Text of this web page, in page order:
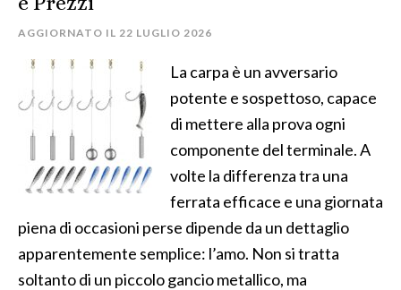
AGGIORNATO IL 22 LUGLIO 2026
La carpa è un avversario
potente e sospettoso, capace
di mettere alla prova ogni
componente del terminale. A
volte la differenza tra una
ferrata efficace e una giornata
piena di occasioni perse dipende da un dettaglio
apparentemente semplice: l’amo. Non si tratta
soltanto di un piccolo gancio metallico, ma